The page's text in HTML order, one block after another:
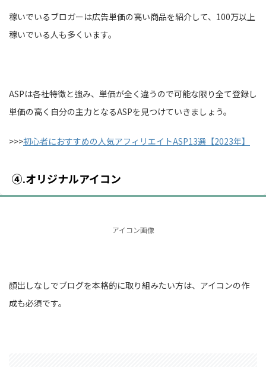
稼いでいるブロガーは広告単価の高い商品を紹介して、100万以上
稼いでいる人も多くいます。
ASPは各社特徴と強み、単価が全く違うので可能な限り全て登録し
単価の高く自分の主力となるASPを見つけていきましょう。
>>>初心者におすすめの人気アフィリエイトASP13選【2023年】
④.オリジナルアイコン
アイコン画像
顔出しなしでブログを本格的に取り組みたい方は、アイコンの作
成も必須です。